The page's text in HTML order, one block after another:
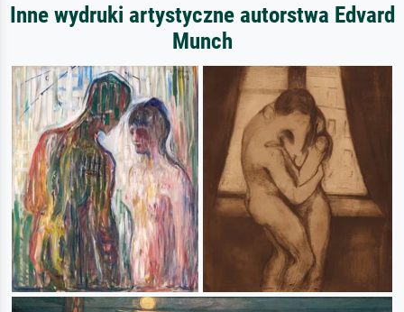
Inne wydruki artystyczne autorstwa Edvard
Munch